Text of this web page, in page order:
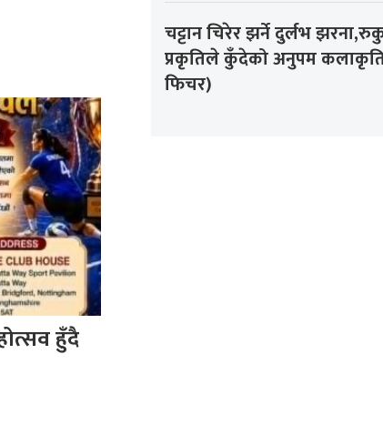
हुँदै
चट्टान चिरेर झर्ने दुर्लभ
प्रकृतिले कुँदेको अनुपम
फिचर)